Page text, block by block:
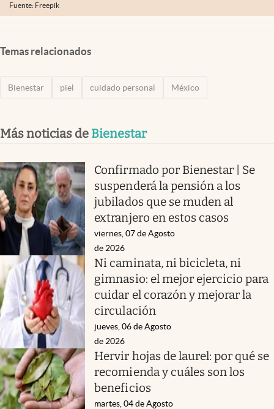
Fuente: Freepik
Temas relacionados
Bienestar piel cuidado personal México
Más noticias de Bienestar
Confirmado por Bienestar | Se
suspenderá la pensión a los
jubilados que se muden al
extranjero en estos casos
viernes, 07 de Agosto
de 2026
Ni caminata, ni bicicleta, ni
gimnasio: el mejor ejercicio para
cuidar el corazón y mejorar la
circulación
jueves, 06 de Agosto
de 2026
Hervir hojas de laurel: por qué se
recomienda y cuáles son los
beneficios
martes, 04 de Agosto